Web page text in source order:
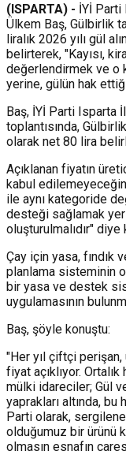
(ISPARTA) - İYİ Parti
Ülkem Baş, Gülbirlik
liralık 2026 yılı gül
belirterek, "Kayısı,
değerlendirmek ve o
yerine, gülün hak
Baş, İYİ Parti Isparta
toplantısında,
olarak net 80 lira
Açıklanan fiyatın
kabul
ile aynı kategoride
desteği sağlamak
oluşturulmalıdır" diye
Çay için yasa,
planlama sisteminin
bir yasa ve destek
uygulamasının
Baş, şöyle konuştu:
"Her yıl çiftçi
fiyat açıklıyor.
mülki idareciler; Gül
yaprakları altında, bu
Parti olarak,
olduğumuz bir ürünü
olmasın esnafın